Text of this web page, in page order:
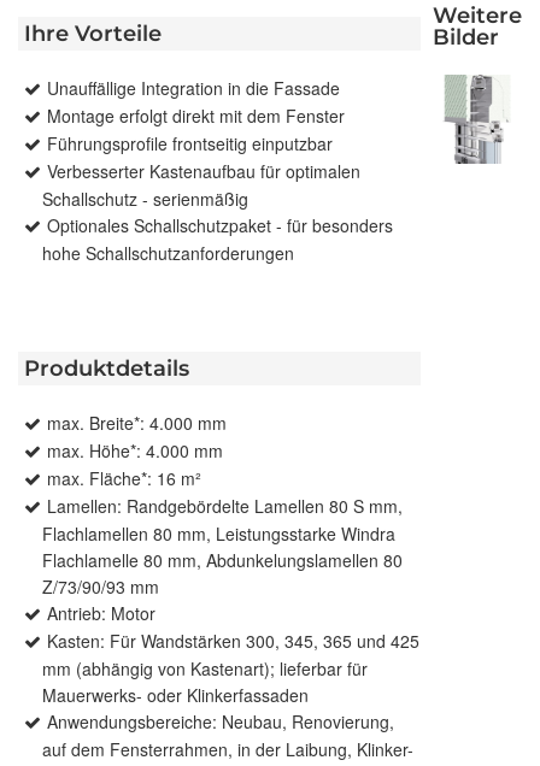
Ihre Vorteile
Unauffällige Integration in die Fassade
Montage erfolgt direkt mit dem Fenster
Führungsprofile frontseitig einputzbar
Verbesserter Kastenaufbau für optimalen
Schallschutz - serienmäßig
Optionales Schallschutzpaket - für besonders
hohe Schallschutzanforderungen
Produktdetails
max. Breite*: 4.000 mm
max. Höhe*: 4.000 mm
max. Fläche*: 16 m²
Lamellen: Randgebördelte Lamellen 80 S mm,
Flachlamellen 80 mm, Leistungsstarke Windra
Flachlamelle 80 mm, Abdunkelungslamellen 80
Z/73/90/93 mm
Antrieb: Motor
Kasten: Für Wandstärken 300, 345, 365 und 425
mm (abhängig von Kastenart); lieferbar für
Mauerwerks- oder Klinkerfassaden
Anwendungsbereiche: Neubau, Renovierung,
auf dem Fensterrahmen, in der Laibung, Klinker-
Weitere
Bilder